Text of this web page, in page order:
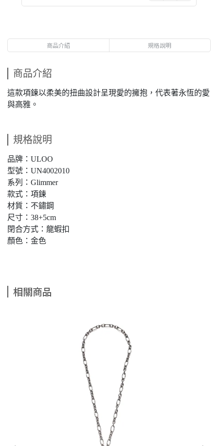
商品介紹 規格說明
商品介紹
這款項鍊以柔美的扭曲設計呈現愛的擁抱，代表著永恆的愛
與高雅。
規格說明
品牌：ULOO
型號：UN4002010
系列：Glimmer
款式：項鍊
材質：不鏽鋼
尺寸：38+5cm
閉合方式：龍蝦扣
顏色：金色
相關商品